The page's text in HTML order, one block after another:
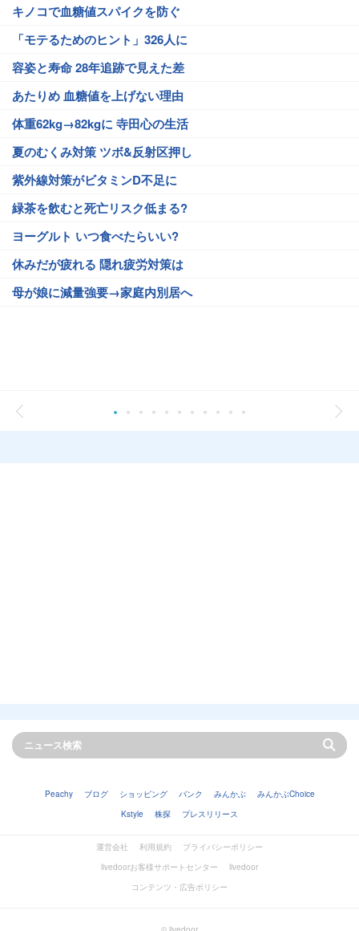
キノコで血糖値スパイクを防ぐ
「モテるためのヒント」326人に
容姿と寿命 28年追跡で見えた差
あたりめ 血糖値を上げない理由
体重62kg→82kgに 寺田心の生活
夏のむくみ対策 ツボ&反射区押し
紫外線対策がビタミンD不足に
緑茶を飲むと死亡リスク低まる?
ヨーグルト いつ食べたらいい?
休みだが疲れる 隠れ疲労対策は
母が娘に減量強要→家庭内別居へ
Peachy ブログ ショッピング バンク みんかぶ
みんかぶChoice
Kstyle
株探 プレスリリース
運営会社 利用規約
プライバシーポリシー
livedoorお客様サポートセンター
livedoor
コンテンツ・広告ポリシー